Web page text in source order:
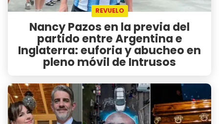
REVUELO
Nancy Pazos en la previa del
partido entre Argentina e
Inglaterra: euforia y abucheo en
pleno móvil de Intrusos